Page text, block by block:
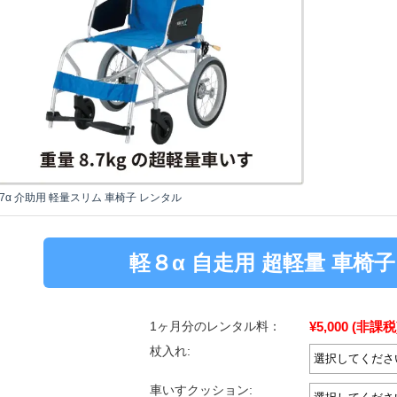
介助用 軽量スリム 車椅子 レンタル
軽８α 自走用 超軽量 車椅
1ヶ月分のレンタル料： ¥5,000 (非課
杖入れ:
車いすクッション: